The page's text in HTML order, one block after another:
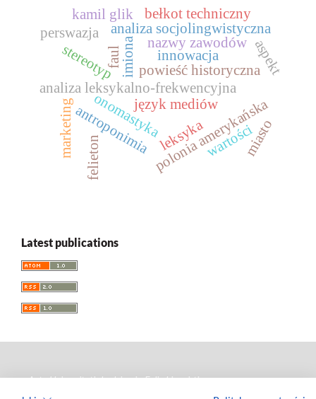
analiza leksykalno-frekwencyjna
antroponimia
onomastyka
imiona
analiza socjolingwistyczna
polonia amerykańska
leksyka
powieść historyczna
miasto
stereotyp innowacja
felieton
język mediów
nazwy zawodów
bełkot techniczny
marketing
perswazja
aspekt
wartości
kamil glik
faul
Latest publications
Acta Universitatis Lodziensis. Folia Linguistica